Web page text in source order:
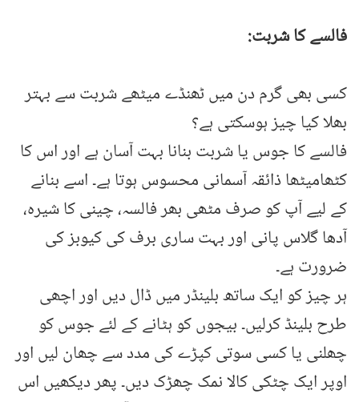
فالسے کا شربت:
کسی بھی گرم دن میں ٹھنڈے میٹھے شربت سے بہتر
بھلا کیا چیز ہوسکتی ہے؟
فالسے کا جوس یا شربت بنانا بہت آسان ہے اور اس کا
کٹھامیٹھا ذائقہ آسمانی محسوس ہوتا ہے۔ اسے بنانے
کے لیے آپ کو صرف مٹھی بھر فالسہ، چینی کا شیرہ،
آدھا گلاس پانی اور بہت ساری برف کی کیوبز کی
ضرورت ہے۔
ہر چیز کو ایک ساتھ بلینڈر میں ڈال دیں اور اچھی
طرح بلینڈ کرلیں۔ بیجوں کو ہٹانے کے لئے جوس کو
چھلنی یا کسی سوتی کپڑے کی مدد سے چھان لیں اور
اوپر ایک چٹکی کالا نمک چھڑک دیں۔ پھر دیکھیں اس